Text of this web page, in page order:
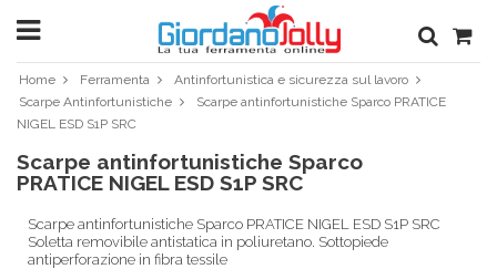
Home Ferramenta
Antinfortunistica e sicurezza sul lavoro
Scarpe Antinfortunistiche
Scarpe antinfortunistiche Sparco PRATICE
NIGEL ESD S1P SRC
Scarpe antinfortunistiche Sparco
PRATICE NIGEL ESD S1P SRC
Scarpe antinfortunistiche Sparco PRATICE NIGEL ESD S1P SRC
Soletta removibile antistatica in poliuretano. Sottopiede
antiperforazione in fibra tessile